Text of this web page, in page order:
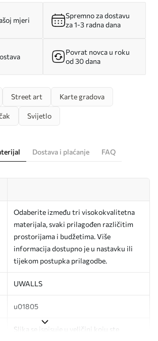
mjeri
Spremno za dostavu
za 1-3 radna dana
Povrat novca u roku
od 30 dana
Street art Karte gradova
Svijetlo
Dostava i plaćanje FAQ
Odaberite između tri visokokvalitetna
materijala, svaki prilagođen različitim
prostorijama i budžetima. Više
informacija dostupno je u nastavku ili
tijekom postupka prilagodbe.
UWALLS
u01805
Slika se ispisuje u veličini koju ste